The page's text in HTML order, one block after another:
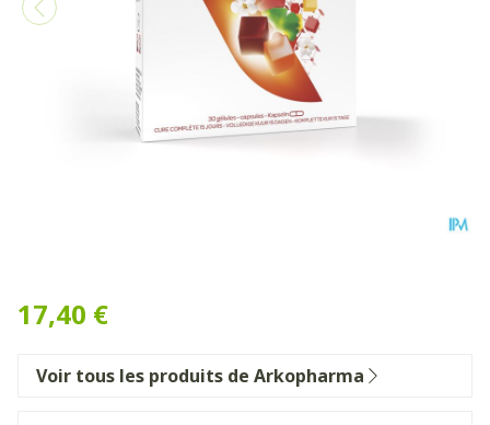
17,40 €
Voir tous les produits de Arkopharma